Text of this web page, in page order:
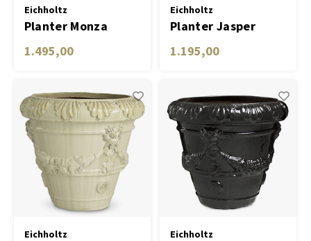
Eichholtz
Planter Monza
1.495,00
Eichholtz
Planter Jasper
round S
1.195,00
Eichholtz Eichholtz